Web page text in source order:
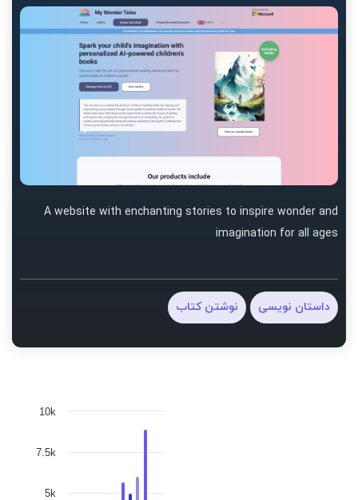
A website with enchanting stories to inspire wonder and
imagination for all ages
داستان نویسی نوشتن کتاب
5k
7.5k
10k